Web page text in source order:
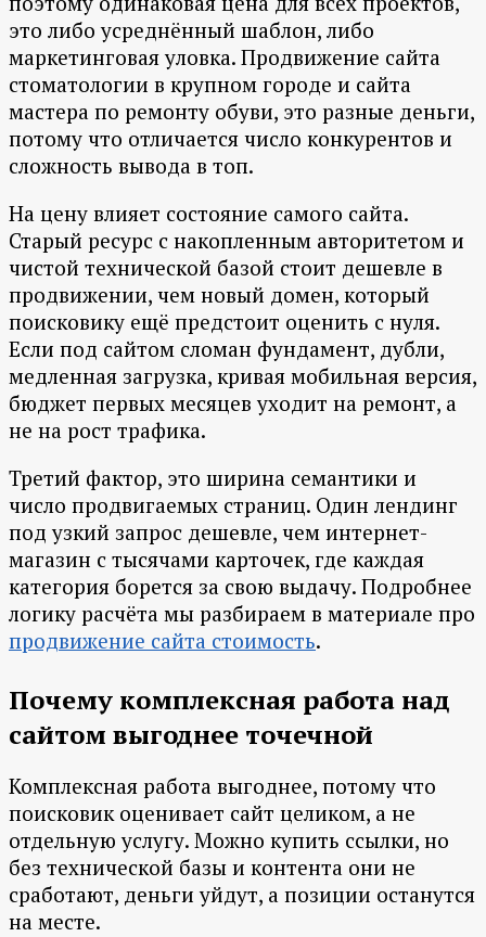
это либо усреднённый шаблон, либо
маркетинговая уловка. Продвижение сайта
стоматологии в крупном городе и сайта
мастера по ремонту обуви, это разные деньги,
потому что отличается число конкурентов и
сложность вывода в топ.
На цену влияет состояние самого сайта.
Старый ресурс с накопленным авторитетом и
чистой технической базой стоит дешевле в
продвижении, чем новый домен, который
поисковику ещё предстоит оценить с нуля.
Если под сайтом сломан фундамент, дубли,
медленная загрузка, кривая мобильная версия,
бюджет первых месяцев уходит на ремонт, а
не на рост трафика.
Третий фактор, это ширина семантики и
число продвигаемых страниц. Один лендинг
под узкий запрос дешевле, чем интернет-
магазин с тысячами карточек, где каждая
категория борется за свою выдачу. Подробнее
логику расчёта мы разбираем в материале про
продвижение сайта стоимость.
Почему комплексная работа над
сайтом выгоднее точечной
Комплексная работа выгоднее, потому что
поисковик оценивает сайт целиком, а не
отдельную услугу. Можно купить ссылки, но
без технической базы и контента они не
сработают, деньги уйдут, а позиции останутся
на месте.